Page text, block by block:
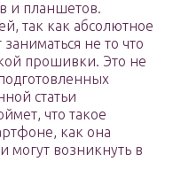
и планшетов.
так как абсолютное
не то что
прошивки. Это не
статьи
что такое
как она
могут возникнуть в